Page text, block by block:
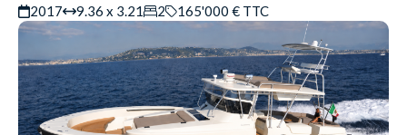
2017 9.36 x 3.21 2 165'000 € TTC